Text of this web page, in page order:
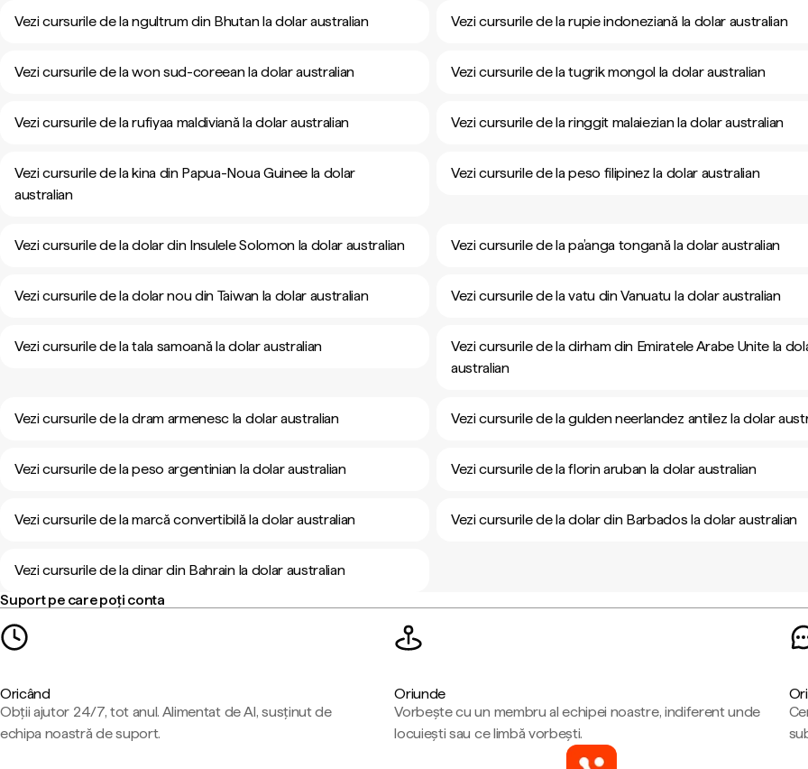
Vezi cursurile de la ngultrum din Bhutan la dolar australian Vezi cursurile de la rupie indoneziană la dolar australian
Vezi cursurile de la won sud-coreean la dolar australian Vezi cursurile de la tugrik mongol la dolar australian
Vezi cursurile de la rufiyaa maldiviană la dolar australian Vezi cursurile de la ringgit malaiezian la dolar australian
Vezi cursurile de la kina din Papua-Noua Guinee la dolar
australian
Vezi cursurile de la peso filipinez la dolar australian
Vezi cursurile de la dolar din Insulele Solomon la dolar australian Vezi cursurile de la pa’anga tongană la dolar australian
Vezi cursurile de la dolar nou din Taiwan la dolar australian Vezi cursurile de la vatu din Vanuatu la dolar australian
Vezi cursurile de la tala samoană la dolar australian
Vezi cursurile de la dirham din Emiratele Arabe Unite la
australian
Vezi cursurile de la dram armenesc la dolar australian Vezi cursurile de la gulden neerlandez antilez la dolar
Vezi cursurile de la peso argentinian la dolar australian Vezi cursurile de la florin aruban la dolar australian
Vezi cursurile de la marcă convertibilă la dolar australian Vezi cursurile de la dolar din Barbados la dolar australian
Vezi cursurile de la dinar din Bahrain la dolar australian
Suport pe care poți conta
Oricând
Obții ajutor 24/7, tot anul. Alimentat de AI, susținut de
echipa noastră de suport.
Oriunde
Vorbește cu un membru al echipei noastre, indiferent unde
locuiești sau ce limbă vorbești.